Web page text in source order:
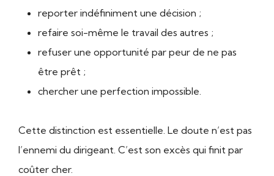
reporter indéfiniment une décision ;
refaire soi-même le travail des autres ;
refuser une opportunité par peur de ne pas
être prêt ;
chercher une perfection impossible.
Cette distinction est essentielle. Le doute n’est pas
l’ennemi du dirigeant. C’est son excès qui finit par
coûter cher.